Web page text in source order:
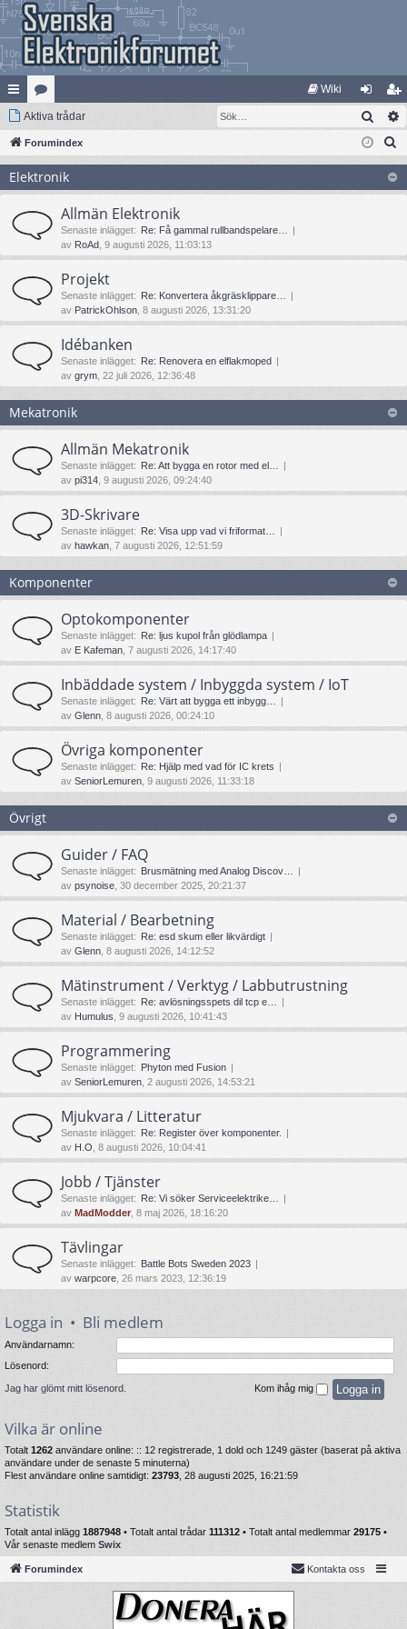
na
bb
lä
nk
ar
at
eg
ori
er
Wiki
og
ga
li
m
ed
le
Aktiva trådar Sök
Forumindex
Elektronik
Allmän Elektronik
Senaste inlägget: Re: Få gammal rullbandspelare…
av RoAd , 9 augusti 2026, 11:03:13
Projekt
Senaste inlägget: Re: Konvertera åkgräsklippare…
av PatrickOhlson , 8 augusti 2026, 13:31:20
Idébanken
Senaste inlägget: Re: Renovera en elflakmoped
av grym , 22 juli 2026, 12:36:48
Mekatronik
Allmän Mekatronik
Senaste inlägget: Re: Att bygga en rotor med el…
av pi314 , 9 augusti 2026, 09:24:40
3D-Skrivare
Senaste inlägget: Re: Visa upp vad vi friformat…
av hawkan , 7 augusti 2026, 12:51:59
Komponenter
Optokomponenter
Senaste inlägget: Re: ljus kupol från glödlampa
av E Kafeman , 7 augusti 2026, 14:17:40
Inbäddade system / Inbyggda system / IoT
Senaste inlägget: Re: Värt att bygga ett inbygg…
av Glenn , 8 augusti 2026, 00:24:10
Övriga komponenter
Senaste inlägget: Re: Hjälp med vad för IC krets
av SeniorLemuren , 9 augusti 2026, 11:33:18
Övrigt
Guider / FAQ
Senaste inlägget: Brusmätning med Analog Discov…
av psynoise , 30 december 2025, 20:21:37
Material / Bearbetning
Senaste inlägget: Re: esd skum eller likvärdigt
av Glenn , 8 augusti 2026, 14:12:52
Mätinstrument / Verktyg / Labbutrustning
Senaste inlägget: Re: avlösningsspets dil tcp e…
av Humulus , 9 augusti 2026, 10:41:43
Programmering
Senaste inlägget: Phyton med Fusion
av SeniorLemuren , 2 augusti 2026, 14:53:21
Mjukvara / Litteratur
Senaste inlägget: Re: Register över komponenter.
av H.O , 8 augusti 2026, 10:04:41
Jobb / Tjänster
Senaste inlägget: Re: Vi söker Serviceelektrike…
av MadModder , 8 maj 2026, 18:16:20
Tävlingar
Senaste inlägget: Battle Bots Sweden 2023
av warpcore , 26 mars 2023, 12:36:19
Logga in • Bli medlem
Användarnamn:
Lösenord:
Jag har glömt mitt lösenord. Kom ihåg mig
Vilka är online
Totalt 1262 användare online: :: 12 registrerade, 1 dold och 1249 gäster (baserat på aktiva
användare under de senaste 5 minuterna)
Flest användare online samtidigt: 23793 , 28 augusti 2025, 16:21:59
Statistik
Totalt antal inlägg 1887948 • Totalt antal trådar 111312 • Totalt antal medlemmar 29175 •
Vår senaste medlem Swix
Forumindex Kontakta oss